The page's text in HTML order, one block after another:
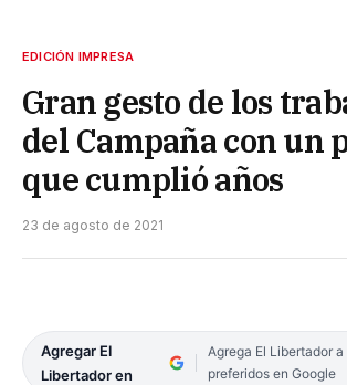
EDICIÓN IMPRESA
Gran gesto de los
del Campaña con un
que cumplió años
23 de agosto de 2021
Agregar El
Libertador en
Agrega El Libertador
preferidos en Google